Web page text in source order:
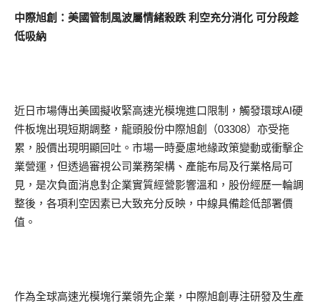
中際旭創：美國管制風波屬情緒殺跌 利空充分消化 可分段趁
低吸納
近日市場傳出美國擬收緊高速光模塊進口限制，觸發環球AI硬
件板塊出現短期調整，龍頭股份中際旭創（03308）亦受拖
累，股價出現明顯回吐。市場一時憂慮地緣政策變動或衝擊企
業營運，但透過審視公司業務架構、產能布局及行業格局可
見，是次負面消息對企業實質經營影響溫和，股份經歷一輪調
整後，各項利空因素已大致充分反映，中線具備趁低部署價
值。
作為全球高速光模塊行業領先企業，中際旭創專注研發及生產